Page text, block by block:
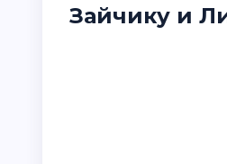
Зайчику и